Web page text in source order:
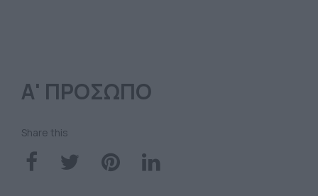
Α' ΠΡΟΣΩΠΟ
Share this